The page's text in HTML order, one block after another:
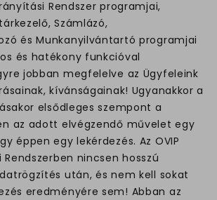
Rendszer programjai,
Számlázó,
és Munkanyilvántartó programjai
és hatékony funkcióval
jobban megfelelve az Ügyfeleink
kívánságainak! Ugyanakkor a
elsődleges szempont a
az adott elvégzendő művelet egy
éppen egy lekérdezés. Az OVIP
nincsen hosszú
után, és nem kell sokat
eredményére sem! Abban az